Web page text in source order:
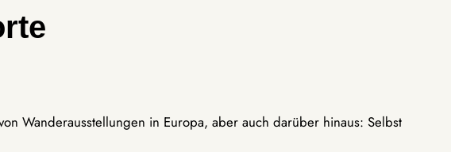
Wanderausstellungen in Europa, aber auch darüber hinaus: Selbst